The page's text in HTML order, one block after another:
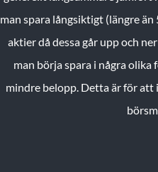
man spara långsiktigt (längre
aktier då dessa går upp och
man börja spara i några
mindre belopp. Detta är för att